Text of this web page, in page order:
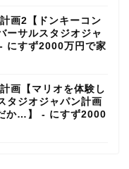
画2【ドンキーコン
ーサルスタジオジャ
にすず2000万円で家
画【マリオを体験し
タジオジャパン計画
か…】 - にすず2000